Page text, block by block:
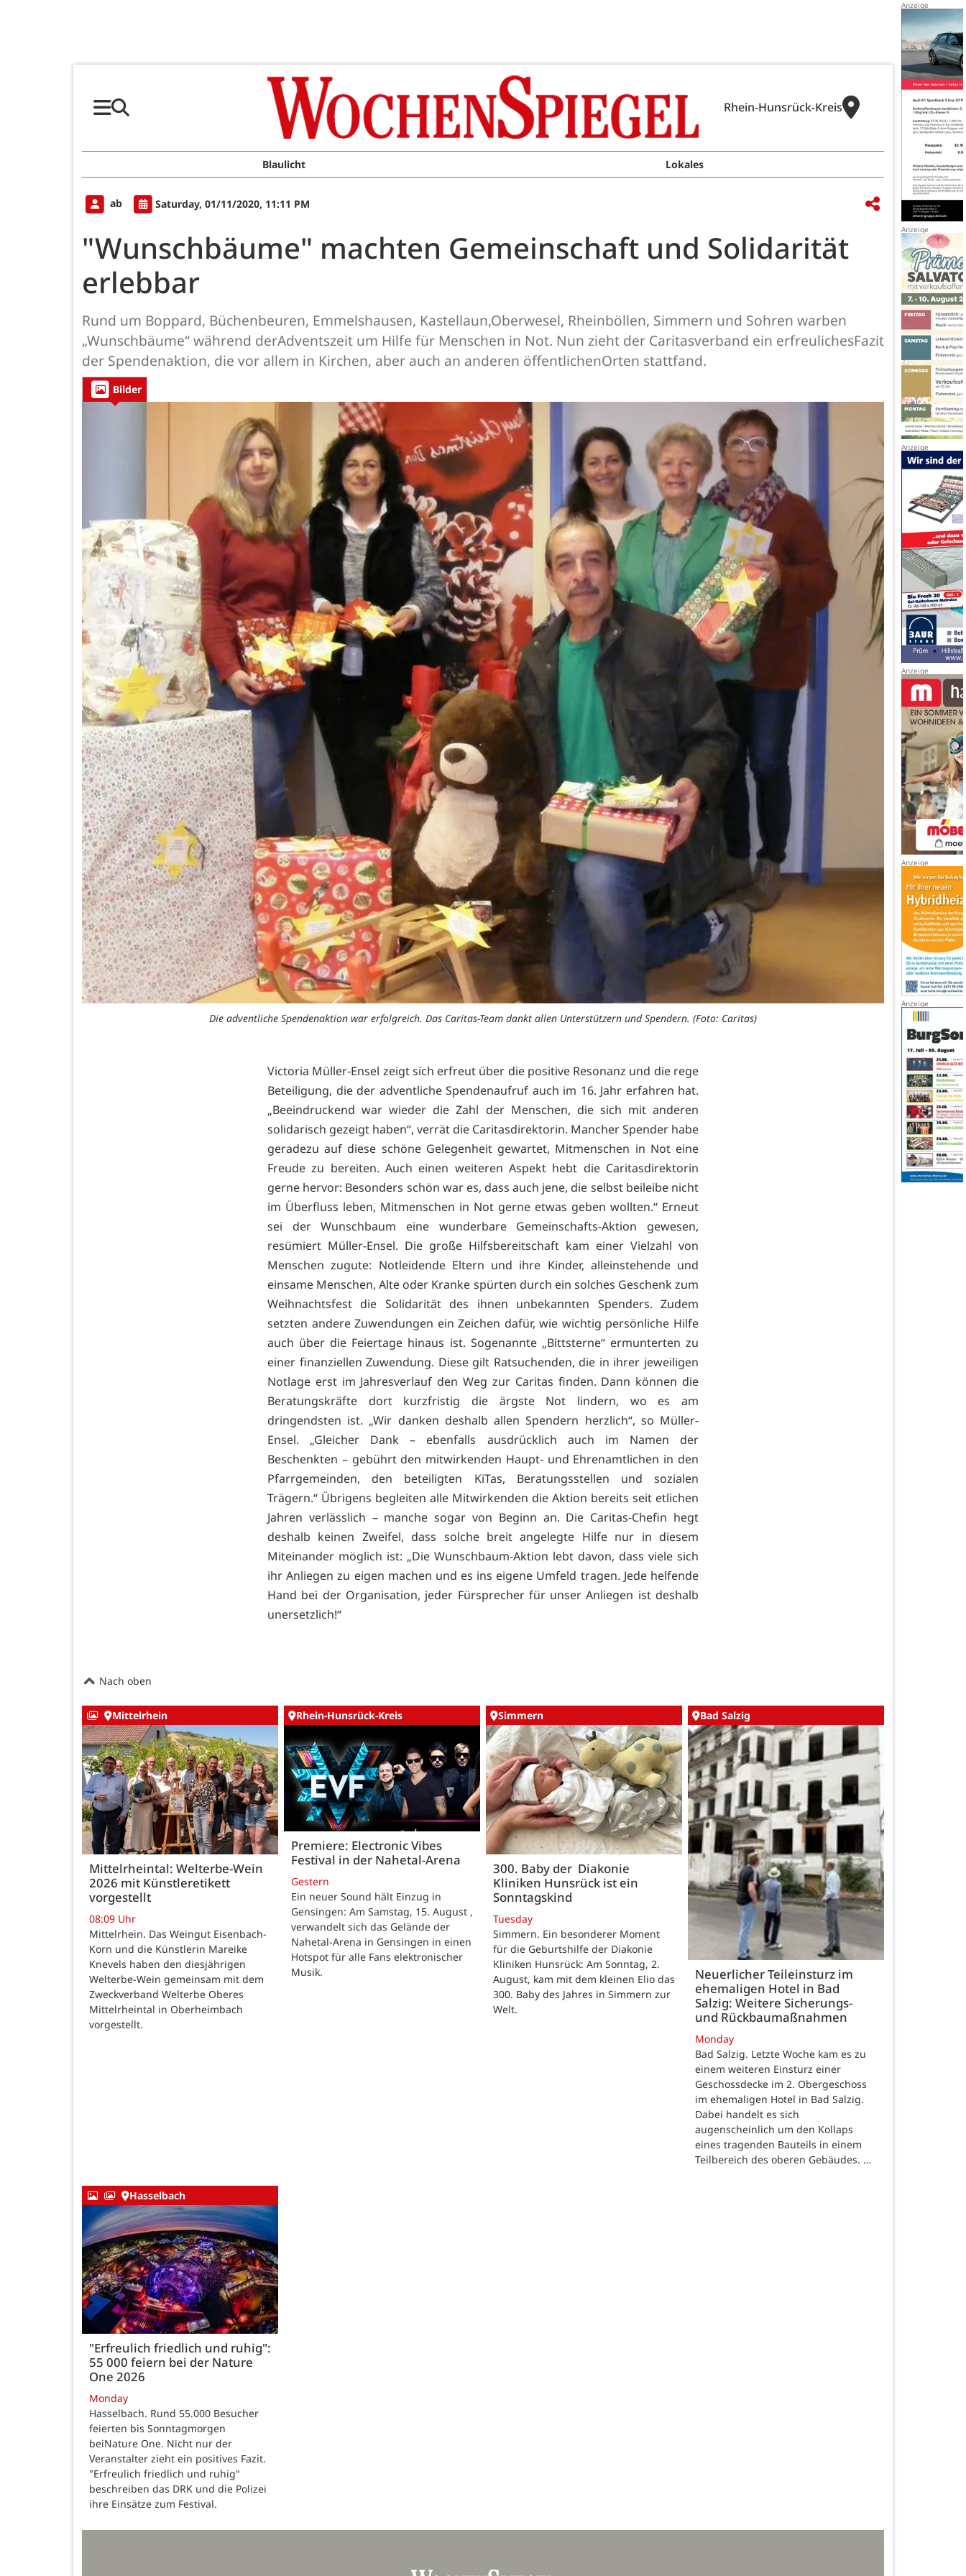
Rhein-Hunsrück-Kreis
Blaulicht Lokales
ab Saturday, 01/11/2020, 11:11 PM
"Wunschbäume" machten Gemeinschaft und Solidarität
erlebbar
Rund um Boppard, Büchenbeuren, Emmelshausen, Kastellaun,Oberwesel, Rheinböllen, Simmern und Sohren warben
„Wunschbäume“ während derAdventszeit um Hilfe für Menschen in Not. Nun zieht der Caritasverband ein erfreulichesFazit
der Spendenaktion, die vor allem in Kirchen, aber auch an anderen öffentlichenOrten stattfand.
Bilder
Die adventliche Spendenaktion war erfolgreich. Das Caritas-Team dankt allen Unterstützern und Spendern. (Foto: Caritas)
Victoria Müller-Ensel zeigt sich erfreut über die positive Resonanz und die rege
Beteiligung, die der adventliche Spendenaufruf auch im 16. Jahr erfahren hat.
„Beeindruckend war wieder die Zahl der Menschen, die sich mit anderen
solidarisch gezeigt haben“, verrät die Caritasdirektorin. Mancher Spender habe
geradezu auf diese schöne Gelegenheit gewartet, Mitmenschen in Not eine
Freude zu bereiten. Auch einen weiteren Aspekt hebt die Caritasdirektorin
gerne hervor: Besonders schön war es, dass auch jene, die selbst beileibe nicht
im Überfluss leben, Mitmenschen in Not gerne etwas geben wollten.“ Erneut
sei der Wunschbaum eine wunderbare Gemeinschafts-Aktion gewesen,
resümiert Müller-Ensel. Die große Hilfsbereitschaft kam einer Vielzahl von
Menschen zugute: Notleidende Eltern und ihre Kinder, alleinstehende und
einsame Menschen, Alte oder Kranke spürten durch ein solches Geschenk zum
Weihnachtsfest die Solidarität des ihnen unbekannten Spenders. Zudem
setzten andere Zuwendungen ein Zeichen dafür, wie wichtig persönliche Hilfe
auch über die Feiertage hinaus ist. Sogenannte „Bittsterne“ ermunterten zu
einer finanziellen Zuwendung. Diese gilt Ratsuchenden, die in ihrer jeweiligen
Notlage erst im Jahresverlauf den Weg zur Caritas finden. Dann können die
Beratungskräfte dort kurzfristig die ärgste Not lindern, wo es am
dringendsten ist. „Wir danken deshalb allen Spendern herzlich“, so Müller-
Ensel. „Gleicher Dank – ebenfalls ausdrücklich auch im Namen der
Beschenkten – gebührt den mitwirkenden Haupt- und Ehrenamtlichen in den
Pfarrgemeinden, den beteiligten KiTas, Beratungsstellen und sozialen
Trägern.“ Übrigens begleiten alle Mitwirkenden die Aktion bereits seit etlichen
Jahren verlässlich – manche sogar von Beginn an. Die Caritas-Chefin hegt
deshalb keinen Zweifel, dass solche breit angelegte Hilfe nur in diesem
Miteinander möglich ist: „Die Wunschbaum-Aktion lebt davon, dass viele sich
ihr Anliegen zu eigen machen und es ins eigene Umfeld tragen. Jede helfende
Hand bei der Organisation, jeder Fürsprecher für unser Anliegen ist deshalb
unersetzlich!“
Nach oben
Mittelrhein
Mittelrheintal: Welterbe-Wein
2026 mit Künstleretikett
vorgestellt
08:09 Uhr
Mittelrhein. Das Weingut Eisenbach-
Korn und die Künstlerin Mareike
Knevels haben den diesjährigen
Welterbe-Wein gemeinsam mit dem
Zweckverband Welterbe Oberes
Mittelrheintal in Oberheimbach
vorgestellt.
Rhein-Hunsrück-Kreis
Premiere: Electronic Vibes
Festival in der Nahetal-Arena
Gestern
Ein neuer Sound hält Einzug in
Gensingen: Am Samstag, 15. August ,
verwandelt sich das Gelände der
Nahetal-Arena in Gensingen in einen
Hotspot für alle Fans elektronischer
Musik.
Simmern
300. Baby der Diakonie
Kliniken Hunsrück ist ein
Sonntagskind
Tuesday
Simmern. Ein besonderer Moment
für die Geburtshilfe der Diakonie
Kliniken Hunsrück: Am Sonntag, 2.
August, kam mit dem kleinen Elio das
300. Baby des Jahres in Simmern zur
Welt.
Bad Salzig
Neuerlicher Teileinsturz im
ehemaligen Hotel in Bad
Salzig: Weitere Sicherungs-
und Rückbaumaßnahmen
Monday
Bad Salzig. Letzte Woche kam es zu
einem weiteren Einsturz einer
Geschossdecke im 2. Obergeschoss
im ehemaligen Hotel in Bad Salzig.
Dabei handelt es sich
augenscheinlich um den Kollaps
eines tragenden Bauteils in einem
Teilbereich des oberen Gebäudes. …
Hasselbach
"Erfreulich friedlich und ruhig":
55 000 feiern bei der Nature
One 2026
Monday
Hasselbach. Rund 55.000 Besucher
feierten bis Sonntagmorgen
beiNature One. Nicht nur der
Veranstalter zieht ein positives Fazit.
"Erfreulich friedlich und ruhig"
beschreiben das DRK und die Polizei
ihre Einsätze zum Festival.